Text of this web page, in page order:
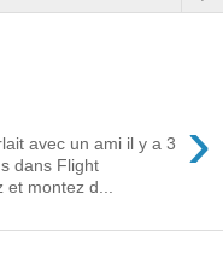
›
avec un ami il y a 3
dans Flight
et montez d...